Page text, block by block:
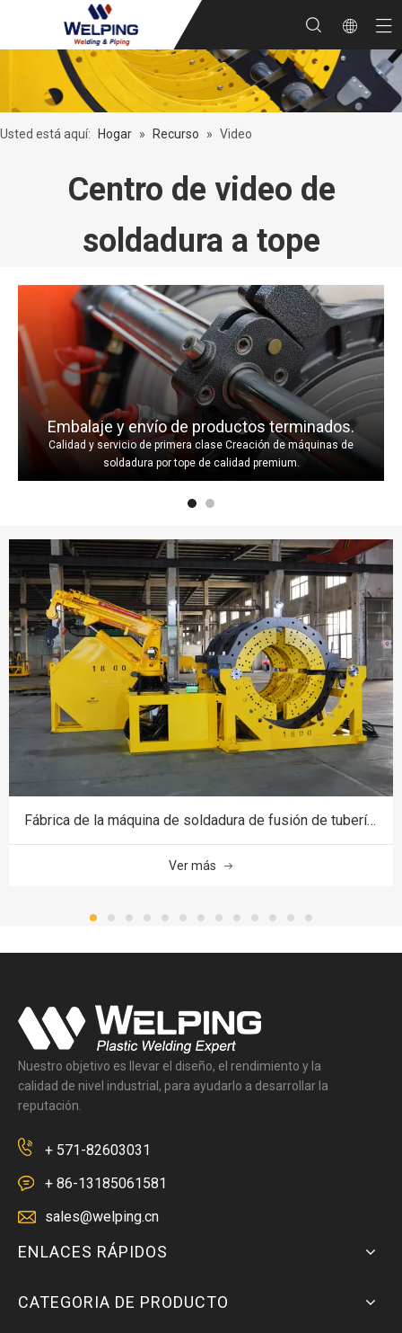
Usted está aquí: Hogar » Recurso » Video
Centro de video de
soldadura a tope
Embalaje y envío de productos terminados.
Calidad y servicio de primera clase Creación de máquinas de
soldadura por tope de calidad premium.
Fábrica de la máquina de soldadura de fusión de tuberías HDPE de 1800 mm HDPE
Ver más
Nuestro objetivo es llevar el diseño, el rendimiento y la
calidad de nivel industrial, para ayudarlo a desarrollar la
reputación.
+ 571-82603031
+ 86-13185061581
sales@welping.cn
ENLACES RÁPIDOS
CATEGORIA DE PRODUCTO